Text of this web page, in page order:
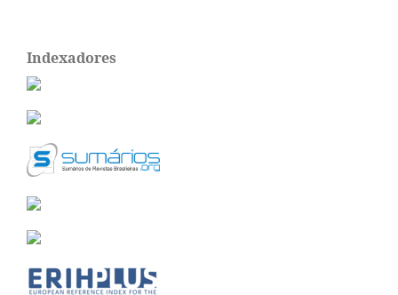
Indexadores